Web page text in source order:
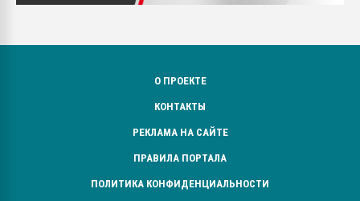
О ПРОЕКТЕ
КОНТАКТЫ
РЕКЛАМА НА САЙТЕ
ПРАВИЛА ПОРТАЛА
ПОЛИТИКА КОНФИДЕНЦИАЛЬНОСТИ